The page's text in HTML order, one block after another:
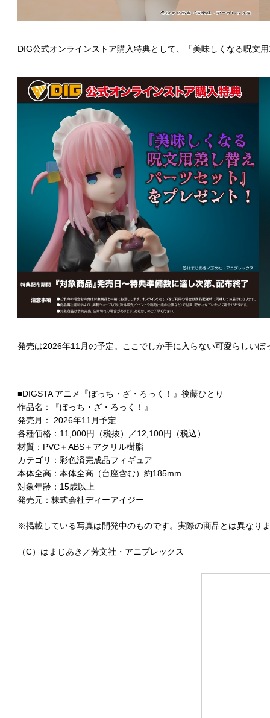
DIG公式オンラインストア購入特典として、「美味しくなる呪文
発売は2026年11月の予定。ここでしか手に入らない可愛らしい
■DIGSTA アニメ『ぼっち・ざ・ろっく！』後藤ひとり
作品名：『ぼっち・ざ・ろっく！』
発売月： 2026年11月予定
各種価格：11,000円（税抜）／12,100円（税込）
材質：PVC＋ABS＋アクリル樹脂
カテゴリ：彩色済完成品フィギュア
本体全高：本体全高（台座含む）約185mm
対象年齢：15歳以上
発売元：株式会社ディーアイジー
※掲載している写真は開発中のものです。実際の商品とは異なり
（C）はまじあき／芳文社・アニプレックス